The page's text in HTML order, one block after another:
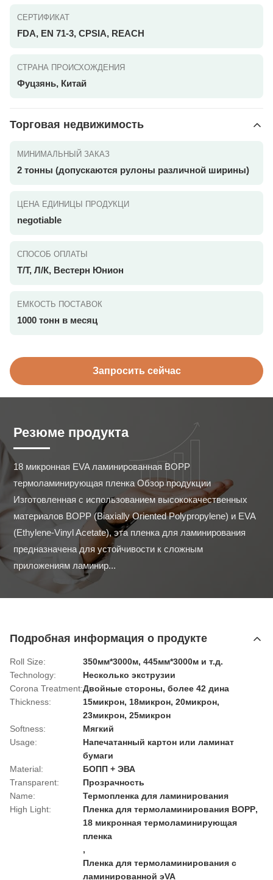
СЕРТИФИКАТ
FDA, EN 71-3, CPSIA, REACH
СТРАНА ПРОИСХОЖДЕНИЯ
Фуцзянь, Китай
Торговая недвижимость
МИНИМАЛЬНЫЙ ЗАКАЗ
2 тонны (допускаются рулоны различной ширины)
ЦЕНА ЕДИНИЦЫ ПРОДУКЦИ
negotiable
СПОСОБ ОПЛАТЫ
Т/Т, Л/К, Вестерн Юнион
ЕМКОСТЬ ПОСТАВОК
1000 тонн в месяц
Запросить сейчас
Резюме продукта
18 микронная EVA ламинированная BOPP
термоламинирующая пленка Обзор продукции
Изготовленная с использованием высококачественных
материалов BOPP (Biaxially Oriented Polypropylene) и EVA
(Ethylene-Vinyl Acetate), эта пленка для ламинирования
предназначена для устойчивости к сложным
приложениям ламинир...
Подробная информация о продукте
Roll Size:
350мм*3000м, 445мм*3000м и т.д.
Technology:
Несколько экструзии
Corona Treatment:Двойные стороны, более 42 дина
Thickness:
15микрон, 18микрон, 20микрон,
23микрон, 25микрон
Softness:
Мягкий
Usage:
Напечатанный картон или ламинат
бумаги
Material:
БОПП + ЭВА
Transparent:
Прозрачность
Name:
Термопленка для ламинирования
High Light:
Пленка для термоламинирования BOPP,
18 микронная термоламинирующая
пленка
,
Пленка для термоламинирования с
ламинированной эVA